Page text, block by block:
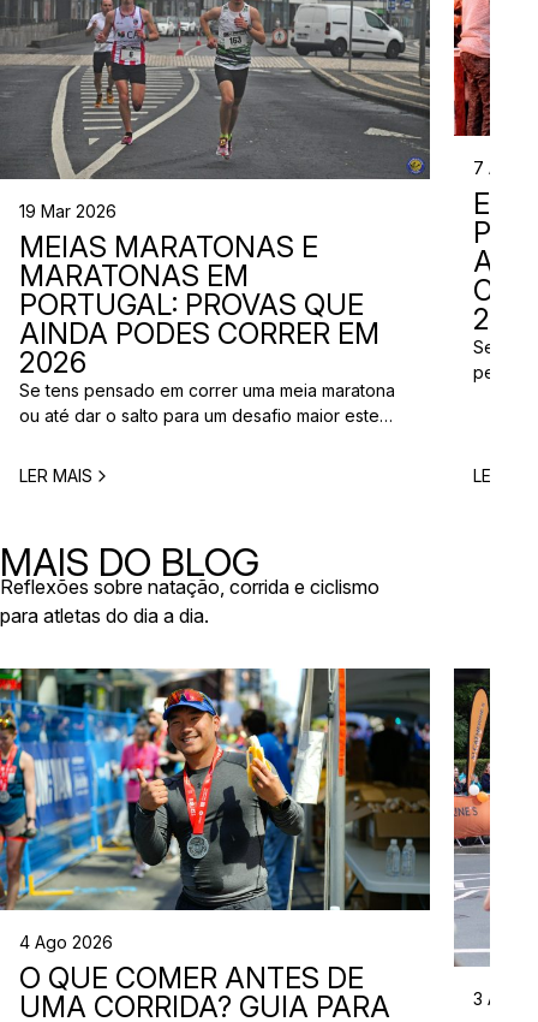
19 Mar 2026
MEIAS MARATONAS E
MARATONAS EM
PORTUGAL: PROVAS QUE
AINDA PODES CORRER EM
2026
Se tens pensado em correr uma meia maratona
ou até dar o salto para um desafio maior este
planear. Entre a primavera e o verão, o
LER MAIS
7 Abr
Se
perto
LER
MAIS DO BLOG
Reflexões sobre natação, corrida e ciclismo
para atletas do dia a dia.
4 Ago 2026
O QUE COMER ANTES DE
UMA CORRIDA? GUIA PARA
3 Ago